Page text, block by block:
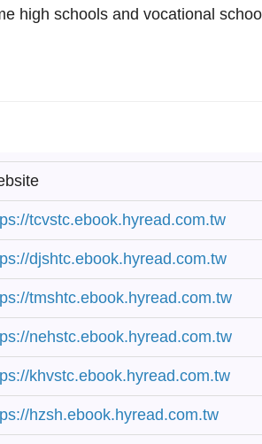
high schools and vocational
tcvstc.ebook.hyread.com.tw
djshtc.ebook.hyread.com.tw
tmshtc.ebook.hyread.com.tw
nehstc.ebook.hyread.com.tw
khvstc.ebook.hyread.com.tw
hzsh.ebook.hyread.com.tw